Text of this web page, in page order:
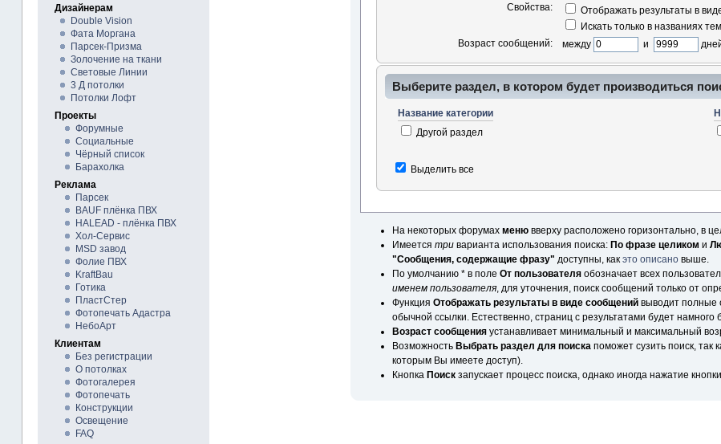
Дизайнерам
Double Vision
Фата Моргана
Парсек-Призма
Золочение на ткани
Световые Линии
3 Д потолки
Потолки Лофт
Проекты
Форумные
Социальные
Чёрный список
Барахолка
Реклама
Парсек
BAUF плёнка ПВХ
HALEAD - плёнка ПВХ
Хол-Сервис
MSD завод
Фолие ПВХ
KraftBau
Готика
ПластСтер
Фотопечать Адастра
НебоАрт
Клиентам
Без регистрации
О потолках
Фотогалерея
Фотопечать
Конструкции
Освещение
FAQ
Свойства:
Отображать результаты в
Искать только в названиях тем
Возраст сообщений:
между и
Выберите раздел, в котором будет производиться
Название категории
Другой раздел
Выделить все
На некоторых форумахменю вверху расположено горизонтально, в
Имеетсятри варианта использования поиска:По фразе целиком и
"Сообщения, содержащие фразу" доступны, какэто описано выше.
По умолчанию * в полеОт пользователя обозначает всех
именем пользователя , для уточнения, поиск сообщений только от
ФункцияОтображать результаты в виде сообщений выводит полные
обычной ссылки. Естественно, страниц с результатами будет намного
Возраст сообщения устанавливает минимальный и максимальный
ВозможностьВыбрать раздел для поиска поможет сузить поиск, так
которым Вы имеете доступ).
КнопкаПоиск запускает процесс поиска, однако иногда нажатие